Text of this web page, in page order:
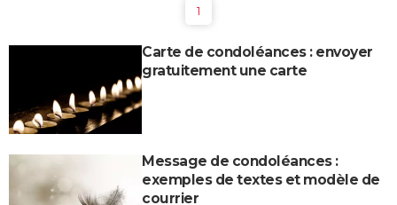
1
Carte de condoléances : envoyer
gratuitement une carte
Message de condoléances :
exemples de textes et modèle de
courrier